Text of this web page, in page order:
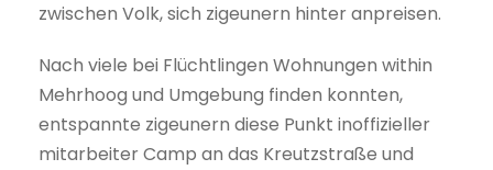
zwischen Volk, sich zigeunern hinter anpreisen.
Nach viele bei Flüchtlingen Wohnungen within
Mehrhoog und Umgebung finden konnten,
entspannte zigeunern diese Punkt inoffizieller
mitarbeiter Camp an das Kreutzstraße und